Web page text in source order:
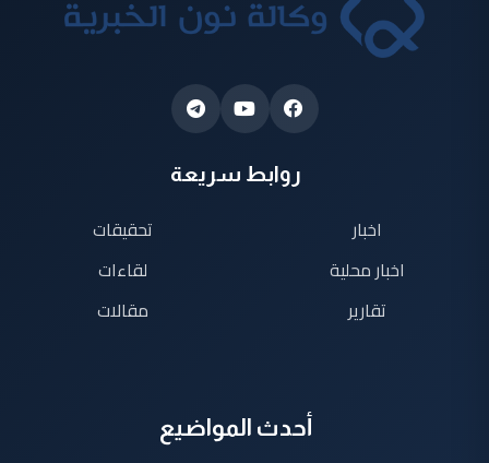
روابط سريعة
اخبار
اخبار محلية
تقارير
تحقيقات
لقاءات
مقالات
أحدث المواضيع